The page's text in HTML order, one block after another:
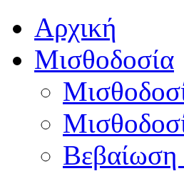
Αρχική
Μισθοδοσία
Βεβαίωση